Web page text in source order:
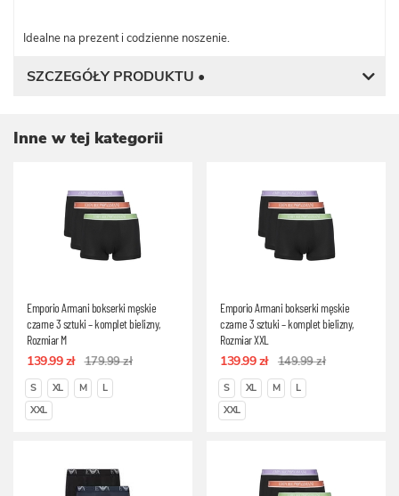
Idealne na prezent i codzienne noszenie.
SZCZEGÓŁY PRODUKTU •
Inne w tej kategorii
Emporio Armani bokserki męskie
czarne 3 sztuki – komplet bielizny,
Rozmiar M
139.99 zł 179.99 zł
S XL M
L
XXL
Emporio Armani bokserki męskie
czarne 3 sztuki – komplet bielizny,
Rozmiar XXL
139.99 zł 149.99 zł
S XL M
L
XXL